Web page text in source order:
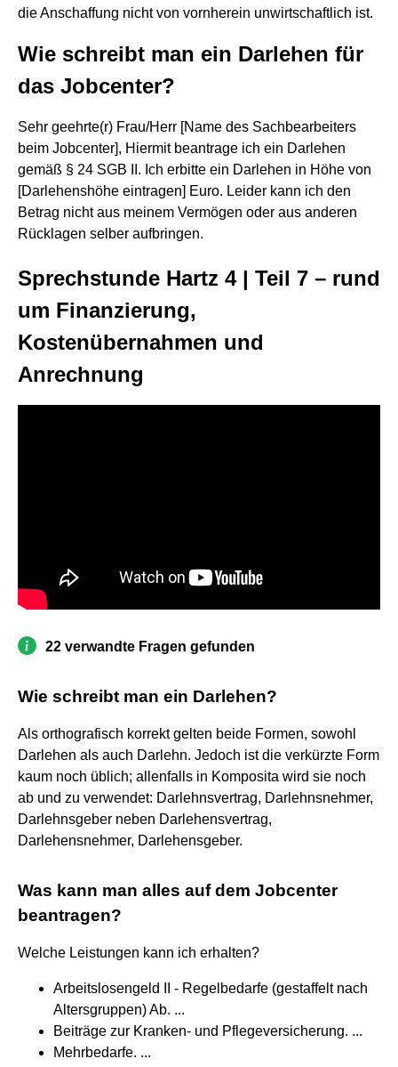
die Anschaffung nicht von vornherein unwirtschaftlich ist.
Wie schreibt man ein Darlehen für
das Jobcenter?
Sehr geehrte(r) Frau/Herr [Name des Sachbearbeiters
beim Jobcenter], Hiermit beantrage ich ein Darlehen
gemäß § 24 SGB II. Ich erbitte ein Darlehen in Höhe von
[Darlehenshöhe eintragen] Euro. Leider kann ich den
Betrag nicht aus meinem Vermögen oder aus anderen
Rücklagen selber aufbringen.
Sprechstunde Hartz 4 | Teil 7 – rund
um Finanzierung,
Kostenübernahmen und
Anrechnung
22 verwandte Fragen gefunden
Wie schreibt man ein Darlehen?
Als orthografisch korrekt gelten beide Formen, sowohl
Darlehen als auch Darlehn. Jedoch ist die verkürzte Form
kaum noch üblich; allenfalls in Komposita wird sie noch
ab und zu verwendet: Darlehnsvertrag, Darlehnsnehmer,
Darlehnsgeber neben Darlehensvertrag,
Darlehensnehmer, Darlehensgeber.
Was kann man alles auf dem Jobcenter
beantragen?
Welche Leistungen kann ich erhalten?
Arbeitslosengeld II - Regelbedarfe (gestaffelt nach
Altersgruppen) Ab. ...
Beiträge zur Kranken- und Pflegeversicherung. ...
Mehrbedarfe. ...